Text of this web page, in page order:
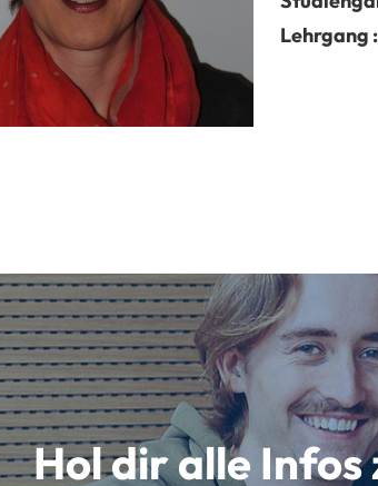
Lehrgang :
Hol dir alle Infos